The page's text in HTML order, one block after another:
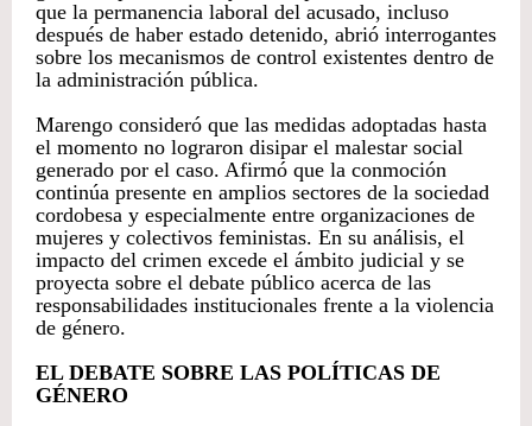
que la permanencia laboral del acusado, incluso
después de haber estado detenido, abrió interrogantes
sobre los mecanismos de control existentes dentro de
la administración pública.
Marengo consideró que las medidas adoptadas hasta
el momento no lograron disipar el malestar social
generado por el caso. Afirmó que la conmoción
continúa presente en amplios sectores de la sociedad
cordobesa y especialmente entre organizaciones de
mujeres y colectivos feministas. En su análisis, el
impacto del crimen excede el ámbito judicial y se
proyecta sobre el debate público acerca de las
responsabilidades institucionales frente a la violencia
de género.
EL DEBATE SOBRE LAS POLÍTICAS DE
GÉNERO